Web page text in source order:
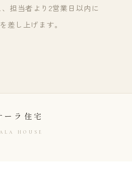
担当者より2営業日以内に
差し上げます。
ーラ住宅
HOUSE